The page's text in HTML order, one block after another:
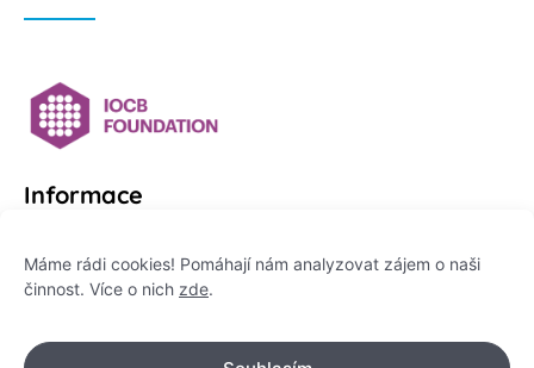
Máme rádi cookies! Pomáhají nám analyzovat zájem o naši
činnost. Více o nich zde.
Informace
Platformu Zeptej se vědce provozuje:
IČO: 178 47 389